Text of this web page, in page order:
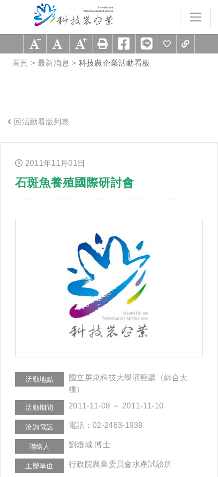
跳到主要內容區塊
首頁 最新消息 科技農企業活動看板
回活動看版列表
2011年11 月01 日
石斑魚養殖國際研討會
活動地點
國立屏東科技大學演藝廳（綜合大
樓）
活動期間 2011-11-08 ～ 2011-11-10
洽詢電話 電話：02-2463-1939
聯絡人 劉燈城 博士
主辦單位 行政院農業委員會水產試驗所